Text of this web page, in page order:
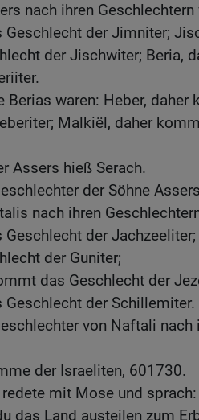
nach ihren
der Jimniter;
der Jischwiter; Beria,
Berias waren: Heber, daher
Malkiël, daher
Assers hieß Serach.
der Söhne
nach ihren
der Jachzeeliter;
der Guniter;
das Geschlecht der
der Schillemiter.
von Naftali nach
der Israeliten, 601730.
redete mit Mose und sprach:
das Land austeilen zum